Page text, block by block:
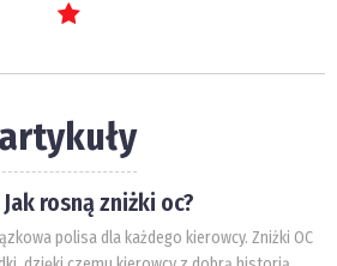
Jak rosną zniżki oc?
polisa dla każdego kierowcy. Zniżki OC